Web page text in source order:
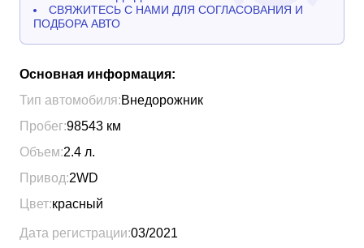
СВЯЖИТЕСЬ С НАМИ ДЛЯ СОГЛАСОВАНИЯ И
ПОДБОРА АВТО
Основная информация:
Тип автомобиля:Внедорожник
Пробег:98543 км
Объем:2.4 л.
Привод:2WD
Цвет:красный
Дата регистрации:03/2021